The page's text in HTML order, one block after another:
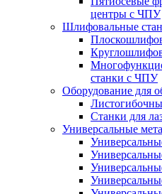
центры с ЧПУ
Шлифовальные
станки с ЧПУ
Оборудование для
Станки для
Универсальные